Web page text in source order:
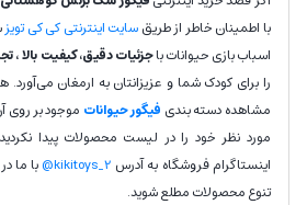
با اطمینان خاطر از طریقسایت اینترنتی کی کی تویز
اسباب بازی حیوانات باجزئیات دقیق، کیفیت بالا،
را برای کودک شما و عزیزانتان به ارمغان
مشاهده دسته بندی فیگور حیوانات موجود بر روی
مورد نظر خود را در لیست محصولات پیدا
اینستاگرام فروشگاه به آدرس kikitoys_2@
با ما
تنوع محصولات مطلع شوید.